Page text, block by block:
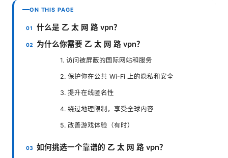
ON THIS PAGE
什么是 乙 太 网 路 vpn？
为什么你需要 乙 太 网 路 vpn？
1. 访问被屏蔽的国际网站和服务
2. 保护你在公共 Wi-Fi 上的隐私和安全
3. 提升在线匿名性
4. 绕过地理限制，享受全球内容
5. 改善游戏体验（有时）
如何挑选一个靠谱的 乙 太 网 路 vpn？